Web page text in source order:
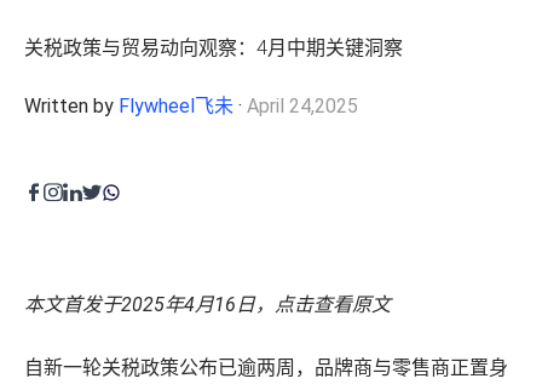
展示与视频
目录维护
年度复盘
广告代投
程序化展示广告&视频广告
零售卓越
费用收回
关税政策与贸易动向观察：4月中期关键洞察
Written by Flywheel飞未 · April 24,2025
本文首发于2025年4月16日， 点击查看原文
自新一轮关税政策公布已逾两周，品牌商与零售商正置身